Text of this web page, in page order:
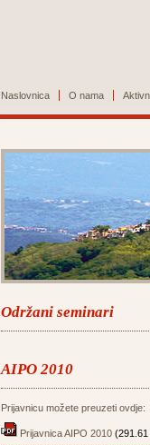
Naslovnica O nama
Održani seminari
AIPO 2010
Prijavnicu možete preuzeti ovdje:
Prijavnica AIPO 2010 (291.61